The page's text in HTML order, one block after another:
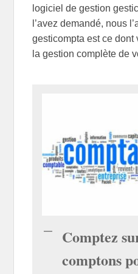
logiciel de gestion
l’avez demandé, nous
gesticompta est ce
la gestion complète de
Comptez
comptons